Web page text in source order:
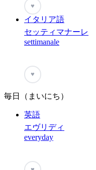
♥
イタリア語
セッティマナーレ
settimanale
♥
毎日（まいにち）
英語
エヴリディ
everyday